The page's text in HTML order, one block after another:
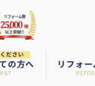
ださい
の方へ リフォ